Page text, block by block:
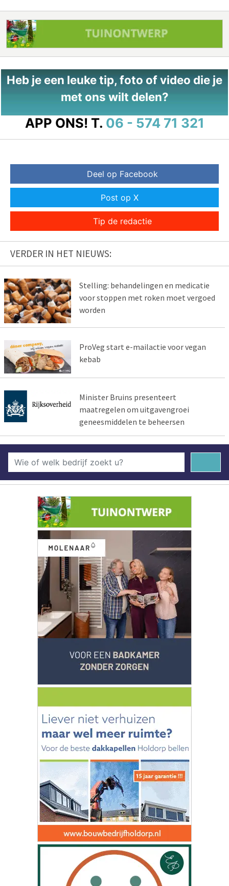
Heb je een leuke tip, foto of video die je
met ons wilt delen?
APP ONS! T. 06 - 574 71 321
Deel op Facebook
Post op X
Tip de redactie
VERDER IN HET NIEUWS:
Stelling: behandelingen en medicatie
voor stoppen met roken moet vergoed
worden
ProVeg start e-mailactie voor vegan
kebab
Minister Bruins presenteert
maatregelen om uitgavengroei
geneesmiddelen te beheersen